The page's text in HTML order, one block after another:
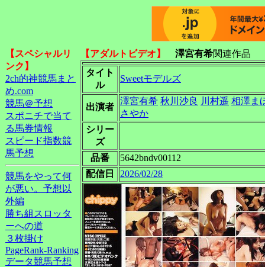
【スペシャルリ
ンク】
2ch的神競馬まと
め.com
競馬＠予想
スポニチで当て
る馬券情報
スピード指数競
馬予想
競馬をやって何
が悪い。予想以
外編
勝ち組スロッタ
ーへの道
３枚掛け
PageRank-Ranking
データ競馬予想
【アダルトビデオ】 澤宮有希関連作品
タイト
ル
Sweetモデルズ
出演者
澤宮有希 秋川沙良 川村遥 相澤ま
さやか
シリー
ズ
品番
5642bndv00112
配信日
2026/02/28